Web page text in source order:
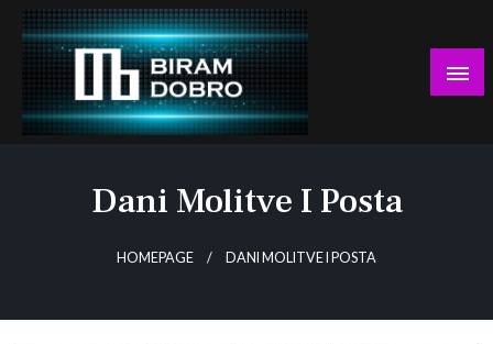
Skip
content
Dani Molitve I Posta
HOMEPAGE DANI MOLITVE I POSTA